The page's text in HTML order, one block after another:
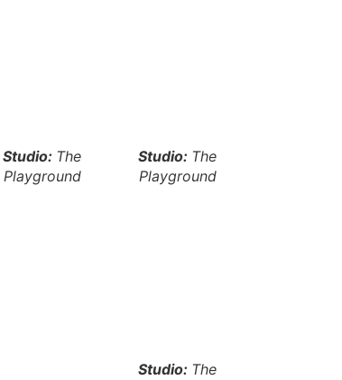
Studio: The
Playground
Studio: The
Playground
Studio: The